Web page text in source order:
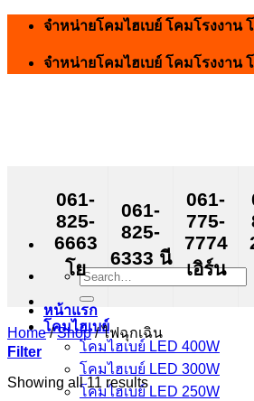
Skip
content
จำหน่ายโคมไฮเบย์ โคมโรงงาน
จำหน่ายโคมไฮเบย์ โคมโรงงาน
Search
for:
หน้าแรก
โคมไฮเบย์
โคมไฮเบย์ LED 400W
โคมไฮเบย์ LED 300W
โคมไฮเบย์ LED 250W
061-
825-
6663
โย
061-
825-
6333 นี
061-
775-
7774
เอิร์น
Home / Shop /ไฟฉุกเฉิน
Filter
Showing all 11 results